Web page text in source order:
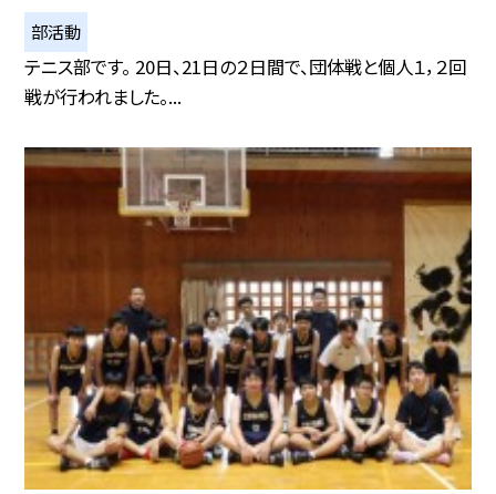
部活動
テニス部です。 20日、21日の２日間で、団体戦と個人１，２回
戦が行われました。...